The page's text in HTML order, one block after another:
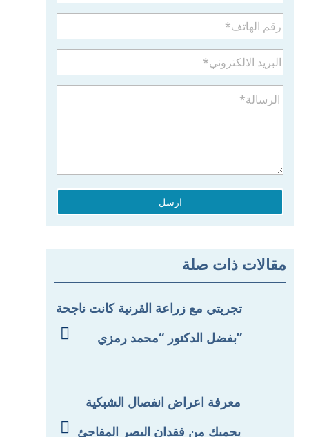
ارسل
مقالات ذات صلة
تجربتي مع زراعة القرنية كانت ناجحة
بفضل الدكتور “محمد رمزي”

معرفة اعراض انفصال الشبكية
يحميك من فقدان البصر المفاجئ
